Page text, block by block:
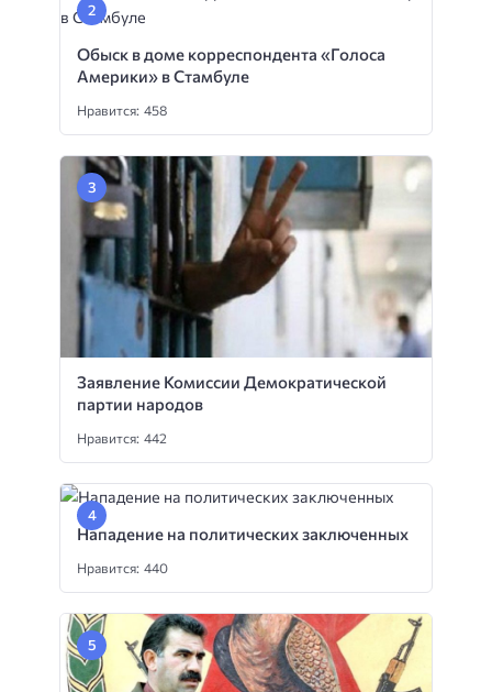
Обыск в доме корреспондента «Голоса
Америки» в Стамбуле
Нравится: 458
Заявление Комиссии Демократической
партии народов
Нравится: 442
Нападение на политических заключенных
Нравится: 440